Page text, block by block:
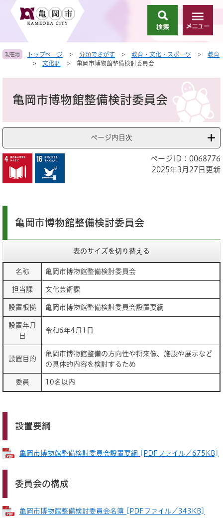
頭
す
飛
し
索
メ
ニ
ー
現在地 トップページ > 分類でさがす > 教育・文化・スポーツ >
教育
>
文化財 > 亀岡市博物館整備検討委員会
亀岡市博物館整備検討委員会
ページ内目次
ページID：0068776
2025年3月27日更新
亀岡市博物館整備検討委員会
表のサイズを切り替える
名称 亀岡市博物館整備検討委員会
担当課 文化芸術課
設置根拠 亀岡市博物館整備検討委員会設置要綱
設置年月
日
令和6年4月1日
設置目的
亀岡市博物館整備の方向性や将来像、施設や展示など
の具体的内容を検討するため
委員 10名以内
設置要綱
亀岡市博物館整備検討委員会設置要綱 [PDFファイル／675KB]
委員会の構成
亀岡市博物館整備検討委員会名簿 [PDFファイル／343KB]